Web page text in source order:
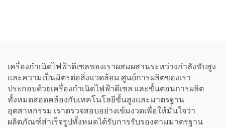
เครื่องกำเนิดไฟฟ้าดีเซลของเราผสมผสานระหว่างกำลังขับสูง
และความเป็นมิตรต่อสิ่งแวดล้อม ศูนย์การผลิตของเรา
ประกอบด้วยเครื่องกำเนิดไฟฟ้าดีเซล และขั้นตอนการผลิต
ทั้งหมดสอดคล้องกับเทคโนโลยีขั้นสูงและมาตรฐาน
อุตสาหกรรม เราตรวจสอบอย่างเข้มงวดเพื่อให้มั่นใจว่า
ผลิตภัณฑ์สำเร็จรูปทั้งหมดได้รับการรับรองตามมาตรฐาน